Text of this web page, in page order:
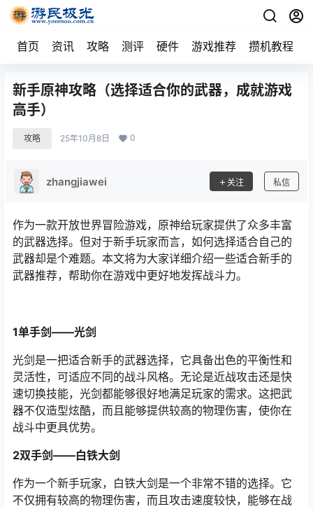
首页 资讯 攻略 测评 硬件 游戏推荐 攒机教程
新手原神攻略（选择适合你的武器，成就游戏
高手）
攻略 25年10月8日 0
zhangjiawei 关注 私信
作为一款开放世界冒险游戏，原神给玩家提供了众多丰富
的武器选择。但对于新手玩家而言，如何选择适合自己的
武器却是个难题。本文将为大家详细介绍一些适合新手的
武器推荐，帮助你在游戏中更好地发挥战斗力。
1单手剑——光剑
光剑是一把适合新手的武器选择，它具备出色的平衡性和
灵活性，可适应不同的战斗风格。无论是近战攻击还是快
速切换技能，光剑都能够很好地满足玩家的需求。这把武
器不仅造型炫酷，而且能够提供较高的物理伤害，使你在
战斗中更具优势。
2双手剑——白铁大剑
作为一个新手玩家，白铁大剑是一个非常不错的选择。它
不仅拥有较高的物理伤害，而且攻击速度较快，能够在战